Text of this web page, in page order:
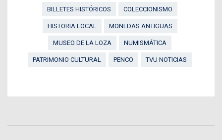
BILLETES HISTÓRICOS
COLECCIONISMO
HISTORIA LOCAL MONEDAS ANTIGUAS
MUSEO DE LA LOZA NUMISMÁTICA
PATRIMONIO CULTURAL PENCO TVU NOTICIAS